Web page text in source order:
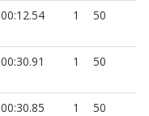
00:12.54 1 50
00:30.91 1 50
00:30.85 1 50